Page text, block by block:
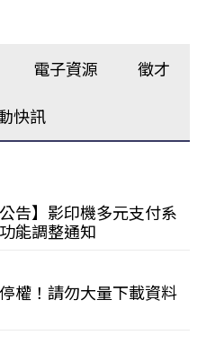
電子資源 徵才
快訊
公告】影印機多元支付系
能調整通知
權！請勿大量下載資料